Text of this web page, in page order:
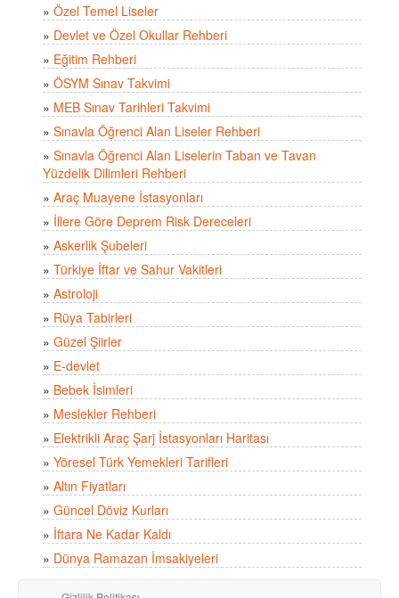
» Özel Temel Liseler
» Devlet ve Özel Okullar Rehberi
» Eğitim Rehberi
» ÖSYM Sınav Takvimi
» MEB Sınav Tarihleri Takvimi
» Sınavla Öğrenci Alan Liseler Rehberi
» Sınavla Öğrenci Alan Liselerin Taban ve Tavan
Yüzdelik Dilimleri Rehberi
» Araç Muayene İstasyonları
» İllere Göre Deprem Risk Dereceleri
» Askerlik Şubeleri
» Türkiye İftar ve Sahur Vakitleri
» Astroloji
» Rüya Tabirleri
» Güzel Şiirler
» E-devlet
» Bebek İsimleri
» Meslekler Rehberi
» Elektrikli Araç Şarj İstasyonları Haritası
» Yöresel Türk Yemekleri Tarifleri
» Altın Fiyatları
» Güncel Döviz Kurları
» İftara Ne Kadar Kaldı
» Dünya Ramazan İmsakiyeleri